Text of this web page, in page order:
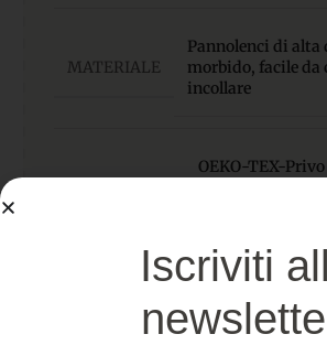
MATERIALE
Pannolenci di alta
morbido, facile da
incollare
OEKO-TEX-
Iscriviti